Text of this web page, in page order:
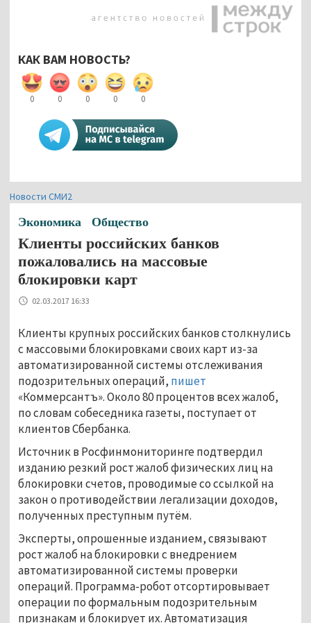
КАК ВАМ НОВОСТЬ?
0 0 0 0 0
Новости СМИ2
Экономика Общество
Клиенты российских банков
пожаловались на массовые
блокировки карт
02.03.2017 16:33
Клиенты крупных российских банков столкнулись
с массовыми блокировками своих карт из-за
автоматизированной системы отслеживания
подозрительных операций, пишет
«Коммерсантъ». Около 80 процентов всех жалоб,
по словам собеседника газеты, поступает от
клиентов Сбербанка.
Источник в Росфинмониторинге подтвердил
изданию резкий рост жалоб физических лиц на
блокировки счетов, проводимые со ссылкой на
закон о противодействии легализации доходов,
полученных преступным путём.
Эксперты, опрошенные изданием, связывают
рост жалоб на блокировки с внедрением
автоматизированной системы проверки
операций. Программа-робот отсортировывает
операции по формальным подозрительным
признакам и блокирует их. Автоматизация